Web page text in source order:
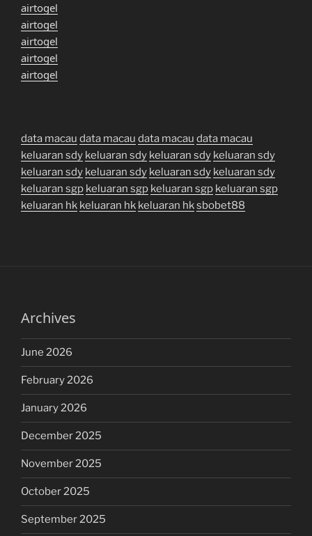
airtogel
airtogel
airtogel
airtogel
airtogel
data macau data macau data macau data macau
keluaran sdy keluaran sdy keluaran sdy keluaran sdy
keluaran sdy keluaran sdy keluaran sdy keluaran sdy
keluaran sgp keluaran sgp keluaran sgp keluaran sgp
keluaran hk keluaran hk keluaran hksbobet88
Archives
June 2026
February 2026
January 2026
December 2025
November 2025
October 2025
September 2025